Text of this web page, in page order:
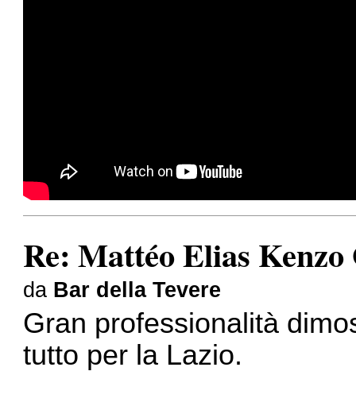
Re: Mattéo Elias
da Bar della Tevere
Gran professionalità
tutto per la Lazio.